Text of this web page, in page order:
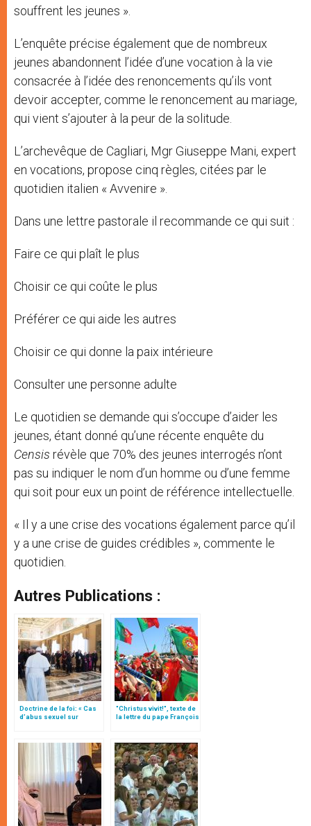
souffrent les jeunes ».
L’enquête précise également que de nombreux
jeunes abandonnent l’idée d’une vocation à la vie
consacrée à l’idée des renoncements qu’ils vont
devoir accepter, comme le renoncement au mariage,
qui vient s’ajouter à la peur de la solitude.
L’archevêque de Cagliari, Mgr Giuseppe Mani, expert
en vocations, propose cinq règles, citées par le
quotidien italien « Avvenire ».
Dans une lettre pastorale il recommande ce qui suit :
Faire ce qui plaît le plus
Choisir ce qui coûte le plus
Préférer ce qui aide les autres
Choisir ce qui donne la paix intérieure
Consulter une personne adulte
Le quotidien se demande qui s’occupe d’aider les
jeunes, étant donné qu’une récente enquête du
Censis révèle que 70% des jeunes interrogés n’ont
pas su indiquer le nom d’un homme ou d’une femme
qui soit pour eux un point de référence intellectuelle.
« Il y a une crise des vocations également parce qu’il
y a une crise de guides crédibles », commente le
quotidien.
Autres Publications :
Doctrine de la foi: « Cas
d’abus sexuel sur
"Christus vivit!", texte de
la lettre du pape François